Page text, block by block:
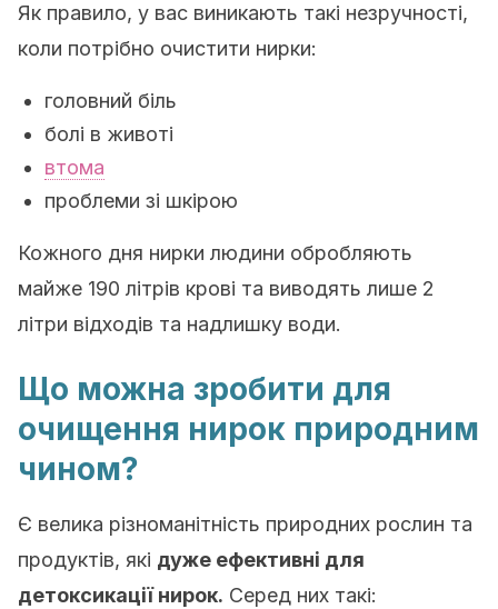
Як правило, у вас виникають такі незручності,
коли потрібно очистити нирки:
головний біль
болі в животі
втома
проблеми зі шкірою
Кожного дня нирки людини обробляють
майже 190 літрів крові та виводять лише 2
літри відходів та надлишку води.
Що можна зробити для
очищення нирок природним
чином?
Є велика різноманітність природних рослин та
продуктів, які дуже ефективні для
детоксикації нирок. Серед них такі: